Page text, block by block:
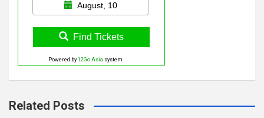
August, 10
Find Tickets
Powered by 12Go Asia system
Related Posts